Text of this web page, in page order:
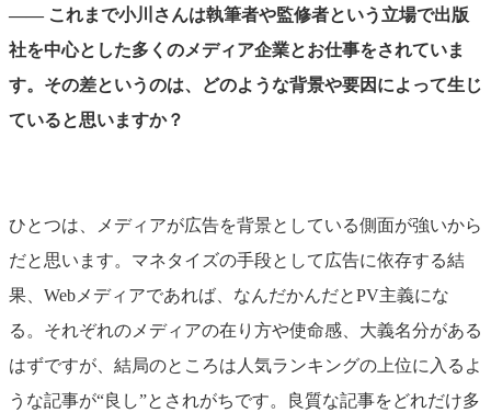
―― これまで小川さんは執筆者や監修者という立場で出版
社を中心とした多くのメディア企業とお仕事をされていま
す。その差というのは、どのような背景や要因によって生じ
ていると思いますか？
ひとつは、メディアが広告を背景としている側面が強いから
だと思います。マネタイズの手段として広告に依存する結
果、Webメディアであれば、なんだかんだとPV主義にな
る。それぞれのメディアの在り方や使命感、大義名分がある
はずですが、結局のところは人気ランキングの上位に入るよ
うな記事が“良し”とされがちです。良質な記事をどれだけ多